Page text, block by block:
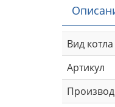
Вид котла
Артикул